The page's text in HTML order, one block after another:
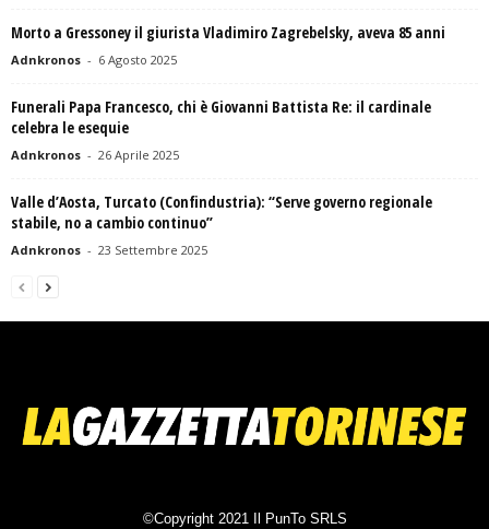
Morto a Gressoney il giurista Vladimiro Zagrebelsky, aveva 85 anni
Adnkronos - 6 Agosto 2025
Funerali Papa Francesco, chi è Giovanni Battista Re: il cardinale
celebra le esequie
Adnkronos - 26 Aprile 2025
Valle d’Aosta, Turcato (Confindustria): “Serve governo regionale
stabile, no a cambio continuo”
Adnkronos - 23 Settembre 2025
©Copyright 2021 Il PunTo SRLS